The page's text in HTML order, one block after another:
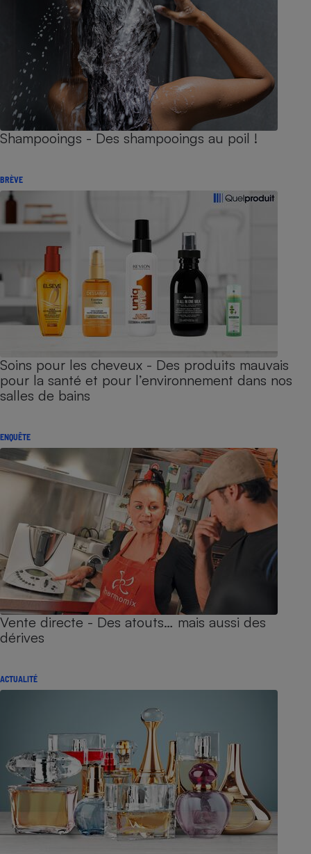
Shampooings - Des shampooings au poil !
BRÈVE
Soins pour les cheveux - Des produits mauvais
pour la santé et pour l’environnement dans nos
salles de bains
ENQUÊTE
Vente directe - Des atouts… mais aussi des
dérives
ACTUALITÉ